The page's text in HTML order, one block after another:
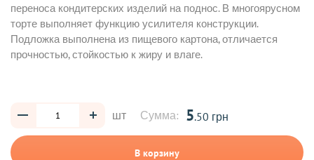
переноса кондитерских изделий на поднос. В многоярусном
торте выполняет функцию усилителя конструкции.
Подложка выполнена из пищевого картона, отличается
прочностью, стойкостью к жиру и влаге.
шт Сумма: 5.50 грн
В корзину